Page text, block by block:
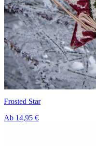
Frosted Star
Ab 14,95 €